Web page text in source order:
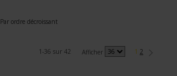
Par ordre décroissant
1-36 sur 42 Afficher 1 2